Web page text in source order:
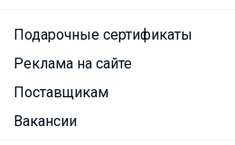
Подарочные сертификаты
Реклама на сайте
Поставщикам
Вакансии